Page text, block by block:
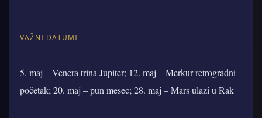
VAŽNI DATUMI
5. maj – Venera trina Jupiter; 12. maj – Merkur retrogradni
početak; 20. maj – pun mesec; 28. maj – Mars ulazi u Rak